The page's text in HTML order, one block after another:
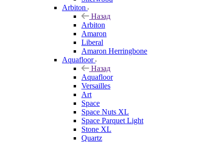
Arbiton
Назад
Arbiton
Amaron
Liberal
Amaron Herringbone
Aquafloor
Назад
Aquafloor
Versailles
Art
Space
Space Nuts XL
Space Parquet Light
Stone XL
Quartz